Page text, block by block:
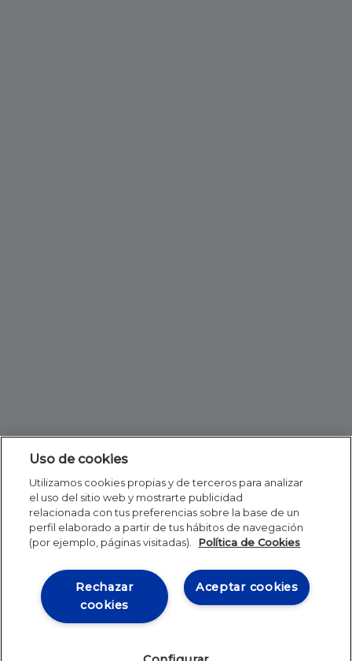
Uso de cookies
Utilizamos cookies propias y de terceros para analizar
el uso del sitio web y mostrarte publicidad
relacionada con tus preferencias sobre la base de un
perfil elaborado a partir de tus hábitos de navegación
(por ejemplo, páginas visitadas).
Política de Cookies
Aceptar cookies
Rechazar
cookies